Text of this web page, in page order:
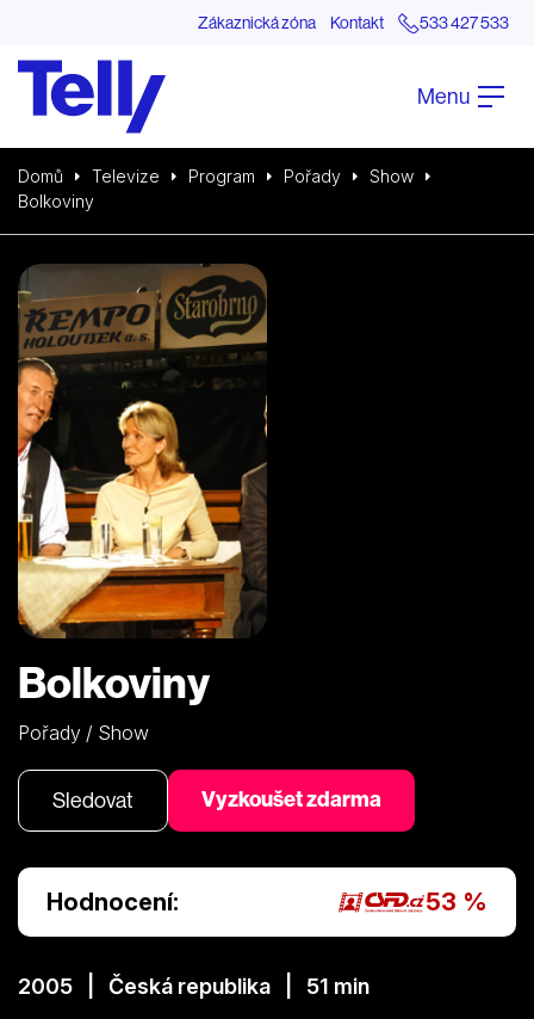
Zákaznická zóna Kontakt 533 427 533
Menu
Domů Televize Program Pořady
Show
Bolkoviny
Bolkoviny
Pořady / Show
Sledovat Vyzkoušet zdarma
Hodnocení: 53 %
2005 | Česká republika | 51 min